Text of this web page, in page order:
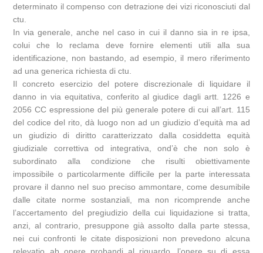
determinato il compenso con detrazione dei vizi riconosciuti dal
ctu.
In via generale, anche nel caso in cui il danno sia in re ipsa,
colui che lo reclama deve fornire elementi utili alla sua
identificazione, non bastando, ad esempio, il mero riferimento
ad una generica richiesta di ctu.
Il concreto esercizio del potere discrezionale di liquidare il
danno in via equitativa, conferito al giudice dagli artt. 1226 e
2056 CC espressione del più generale potere di cui all’art. 115
del codice del rito, dà luogo non ad un giudizio d’equità ma ad
un giudizio di diritto caratterizzato dalla cosiddetta equità
giudiziale correttiva od integrativa, ond’è che non solo è
subordinato alla condizione che risulti obiettivamente
impossibile o particolarmente difficile per la parte interessata
provare il danno nel suo preciso ammontare, come desumibile
dalle citate norme sostanziali, ma non ricomprende anche
l’accertamento del pregiudizio della cui liquidazione si tratta,
anzi, al contrario, presuppone già assolto dalla parte stessa,
nei cui confronti le citate disposizioni non prevedono alcuna